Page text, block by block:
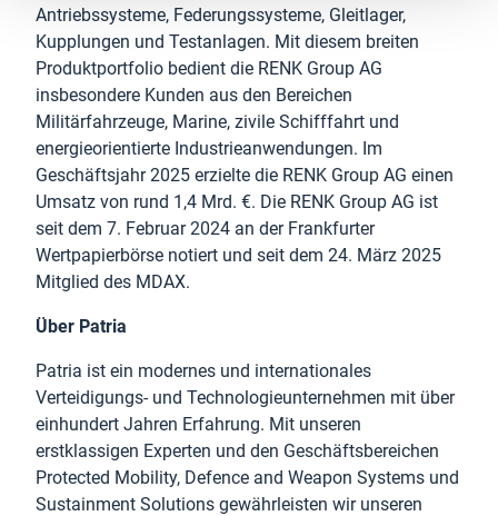
Antriebssysteme, Federungssysteme, Gleitlager,
Kupplungen und Testanlagen. Mit diesem breiten
Produktportfolio bedient die RENK Group AG
insbesondere Kunden aus den Bereichen
Militärfahrzeuge, Marine, zivile Schifffahrt und
energieorientierte Industrieanwendungen. Im
Geschäftsjahr 2025 erzielte die RENK Group AG einen
Umsatz von rund 1,4 Mrd. €. Die RENK Group AG ist
seit dem 7. Februar 2024 an der Frankfurter
Wertpapierbörse notiert und seit dem 24. März 2025
Mitglied des MDAX.
Über Patria
Patria ist ein modernes und internationales
Verteidigungs- und Technologieunternehmen mit über
einhundert Jahren Erfahrung. Mit unseren
erstklassigen Experten und den Geschäftsbereichen
Protected Mobility, Defence and Weapon Systems und
Sustainment Solutions gewährleisten wir unseren